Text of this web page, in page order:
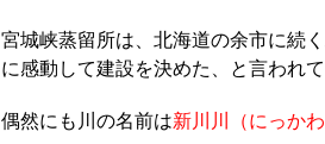
宮城峡蒸留所は、北海道の余市に続
に感動して建設を決めた、と言われて
偶然にも川の名前は新川川（にっかわ